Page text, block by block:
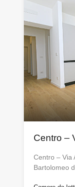
Centro –
Centro – Via
Bartolomeo